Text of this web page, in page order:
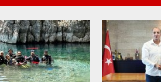
EKONOMİ DÜNYA